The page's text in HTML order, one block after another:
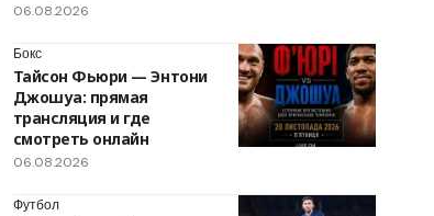
06.08.2026
Бокс
Тайсон Фьюри — Энтони
Джошуа: прямая
трансляция и где
смотреть онлайн
06.08.2026
Футбол